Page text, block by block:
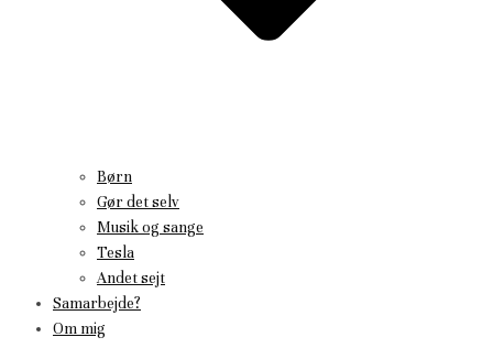
Børn
Gør det selv
Musik og sange
Tesla
Andet sejt
Samarbejde?
Om mig